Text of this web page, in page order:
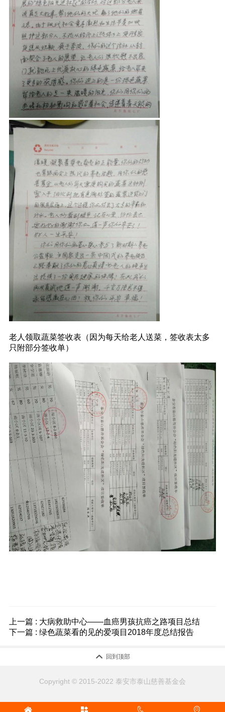
老人领取蔬菜签收表（因为每天给老人送菜，签收表太多
只附部分签收单）
上一篇 : 大病救助中心——血癌男孩抗癌之路项目总结
下一篇 : 绿色蔬菜看的见的爱项目2018年度总结报告
 回到顶部
Copyright © 2015-2022 泰安市泰山慈善基金会
   